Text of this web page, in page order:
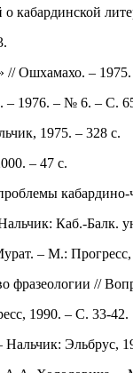
// Ошхамахо. ‒
1976. ‒ № 6. ‒ С.
1975. ‒ 328 с.
‒ 47 с.
Каб.-Балк.
‒ М.: Прогресс,
фразеологии //
1990. ‒ С. 33-42.
Эльбрус,